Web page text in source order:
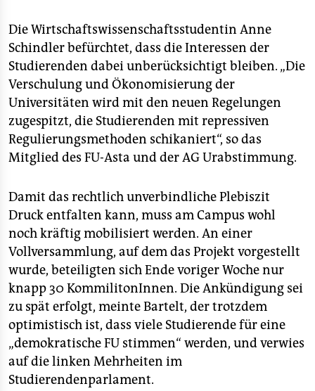
Die Wirtschaftswissenschaftsstudentin Anne
Schindler befürchtet, dass die Interessen der
Studierenden dabei unberücksichtigt bleiben. „Die
Verschulung und Ökonomisierung der
Universitäten wird mit den neuen Regelungen
zugespitzt, die Studierenden mit repressiven
Regulierungsmethoden schikaniert“, so das
Mitglied des FU-Asta und der AG Urabstimmung.
Damit das rechtlich unverbindliche Plebiszit
Druck entfalten kann, muss am Campus wohl
noch kräftig mobilisiert werden. An einer
Vollversammlung, auf dem das Projekt vorgestellt
wurde, beteiligten sich Ende voriger Woche nur
knapp 30 KommilitonInnen. Die Ankündigung sei
zu spät erfolgt, meinte Bartelt, der trotzdem
optimistisch ist, dass viele Studierende für eine
„demokratische FU stimmen“ werden, und verwies
auf die linken Mehrheiten im
Studierendenparlament.